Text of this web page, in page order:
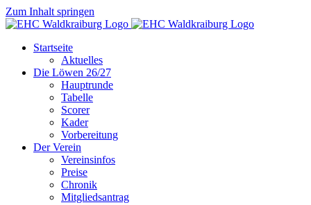
Zum Inhalt springen
Startseite
Aktuelles
Die Löwen 26/27
Hauptrunde
Tabelle
Scorer
Kader
Vorbereitung
Der Verein
Vereinsinfos
Preise
Chronik
Mitgliedsantrag